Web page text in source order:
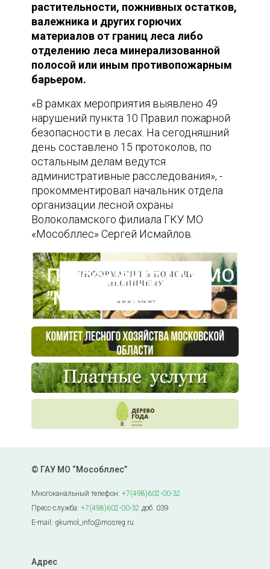
растительности, пожнивных остатков,
валежника и других горючих
материалов от границ леса либо
отделению леса минерализованной
полосой или иным противопожарным
барьером.
«В рамках мероприятия выявлено 49
нарушений пункта 10 Правил пожарной
безопасности в лесах. На сегодняшний
день составлено 15 протоколов, по
остальным делам ведутся
административные расследования», -
прокомментировал начальник отдела
организации лесной охраны
Волоколамского филиала ГКУ МО
«Мособллес» Сергей Исмайлов.
Пресс-центр ГАУ МО
"Мособллес"
© ГАУ МО “Мособллес”
Многоканальный телефон:+7(498)602-00-32
Пресс-служба:+7(498)602-00-32 доб. 039
E-mail: gkumol_info@mosreg.ru
Адрес